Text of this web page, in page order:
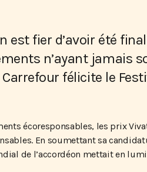
est fier d’avoir été
n’ayant jamais
félicite le
écoresponsables, les prix
En soumettant sa
de l’accordéon mettait en